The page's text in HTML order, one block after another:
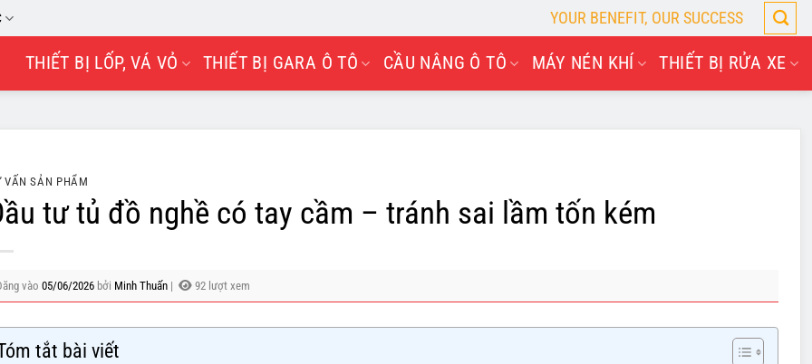
YOUR BENEFIT, OUR SUCCESS
THIẾT BỊ LỐP, VÁ VỎ THIẾT BỊ GARA Ô TÔ CẦU NÂNG Ô TÔ MÁY NÉN KHÍ THIẾT BỊ RỬA XE
VẤN SẢN PHẨM
tư tủ đồ nghề có tay cầm – tránh sai lầm tốn kém
vào 05/06/2026 bởi Minh Thuấn | 92 lượt xem
tắt bài viết